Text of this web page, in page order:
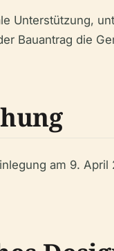
Unterstützung,
Bauantrag die
am 9.